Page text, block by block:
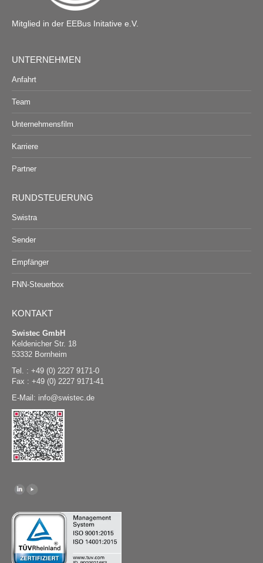
Mitglied in der EEBus Initative e.V.
UNTERNEHMEN
Anfahrt
Team
Unternehmensfilm
Karriere
Partner
RUNDSTEUERUNG
Swistra
Sender
Empfänger
FNN-Steuerbox
KONTAKT
Swistec GmbH
Keldenicher Str. 18
53332 Bornheim
Tel. : +49 (0) 2227 9171-0
Fax : +49 (0) 2227 9171-41
E-Mail:
@swistec.de